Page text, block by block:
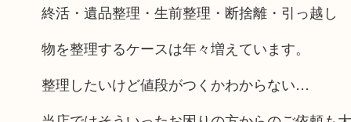
終活・遺品整理・生前整理・断捨離・引っ越し
物を整理するケースは年々増えています。
整理したいけど値段がつくかわからない…